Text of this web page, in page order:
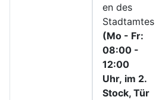
en des
Stadtamtes
(Mo - Fr:
08:00 -
12:00
Uhr, im 2.
Stock, Tür